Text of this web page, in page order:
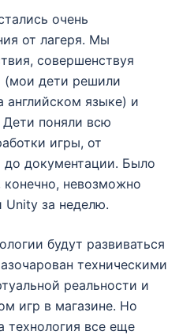
очень
от лагеря. Мы
совершенствуя
(мои дети решили
английском языке) и
поняли всю
игры, от
до документации. Было
конечно, невозможно
Unity за неделю.
будут развиваться
техническими
реальности и
игр в магазине. Но
технология все еще